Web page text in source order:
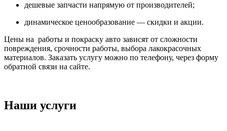
дешевые запчасти напрямую от производителей;
динамическое ценообразование — скидки и акции.
Цены на работы и покраску авто зависят от сложности
повреждения, срочности работы, выбора лакокрасочных
материалов. Заказать услугу можно по телефону, через форму
обратной связи на сайте.
Наши услуги